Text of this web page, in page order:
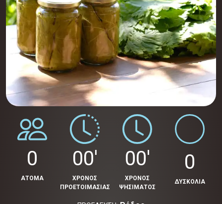
0
ΑΤΟΜΑ
00'
ΧΡΟΝΟΣ
ΠΡΟΕΤΟΙΜΑΣΙΑΣ
00'
ΧΡΟΝΟΣ
ΨΗΣΙΜΑΤΟΣ
0
ΔΥΣΚΟΛΙΑ